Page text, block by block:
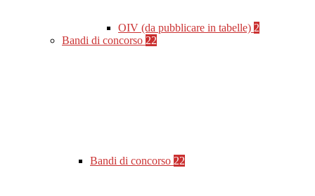
OIV (da pubblicare in tabelle) 2
Bandi di concorso 22
Bandi di concorso 22